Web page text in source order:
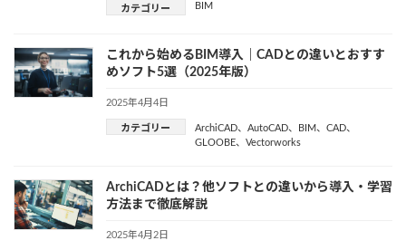
カテゴリー BIM
これから始めるBIM導入｜CADとの違いとおすす
めソフト5選（2025年版）
2025年4月4日
カテゴリー ArchiCAD、 AutoCAD、 BIM、 CAD、
GLOOBE、 Vectorworks
ArchiCADとは？他ソフトとの違いから導入・学習
方法まで徹底解説
2025年4月2日